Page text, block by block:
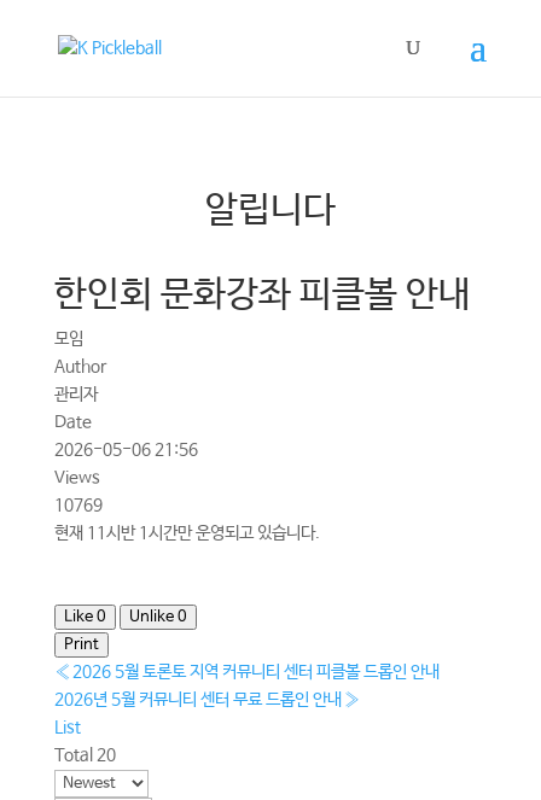
알립니다
한인회 문화강좌 피클볼 안내
모임
Author
관리자
Date
2026-05-06 21:56
Views
10769
현재 11시반 1시간만 운영되고 있습니다.
Like 0 Unlike 0
Print
« 2026 5월 토론토 지역 커뮤니티 센터 피클볼 드롭인 안내
2026년 5월 커뮤니티 센터 무료 드롭인 안내 »
List
Total 20